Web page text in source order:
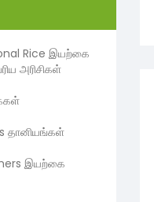
Rice இயற்கை
அரிசிகள்
தானியங்கள்
இயற்கை